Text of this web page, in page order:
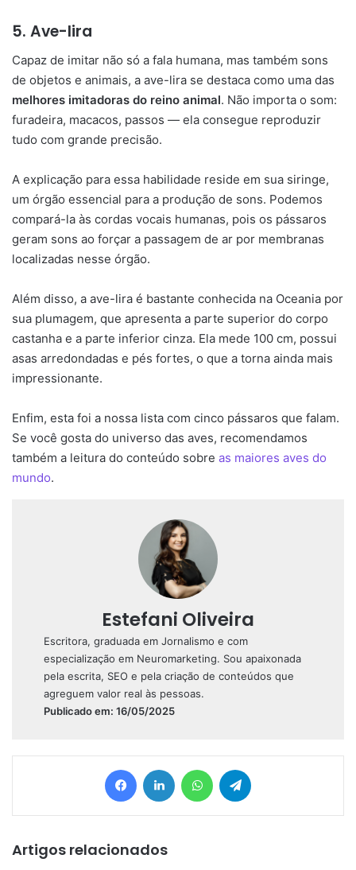
5. Ave-lira
Capaz de imitar não só a fala humana, mas também sons
de objetos e animais, a ave-lira se destaca como uma das
melhores imitadoras do reino animal. Não importa o som:
furadeira, macacos, passos — ela consegue reproduzir
tudo com grande precisão.
A explicação para essa habilidade reside em sua siringe,
um órgão essencial para a produção de sons. Podemos
compará-la às cordas vocais humanas, pois os pássaros
geram sons ao forçar a passagem de ar por membranas
localizadas nesse órgão.
Além disso, a ave-lira é bastante conhecida na Oceania por
sua plumagem, que apresenta a parte superior do corpo
castanha e a parte inferior cinza. Ela mede 100 cm, possui
asas arredondadas e pés fortes, o que a torna ainda mais
impressionante.
Enfim, esta foi a nossa lista com cinco pássaros que falam.
Se você gosta do universo das aves, recomendamos
também a leitura do conteúdo sobre as maiores aves do
mundo.
Estefani Oliveira
Escritora, graduada em Jornalismo e com
especialização em Neuromarketing. Sou apaixonada
pela escrita, SEO e pela criação de conteúdos que
agreguem valor real às pessoas.
Publicado em: 16/05/2025
FacebookLinkedin WhatsApp
Artigos relacionados